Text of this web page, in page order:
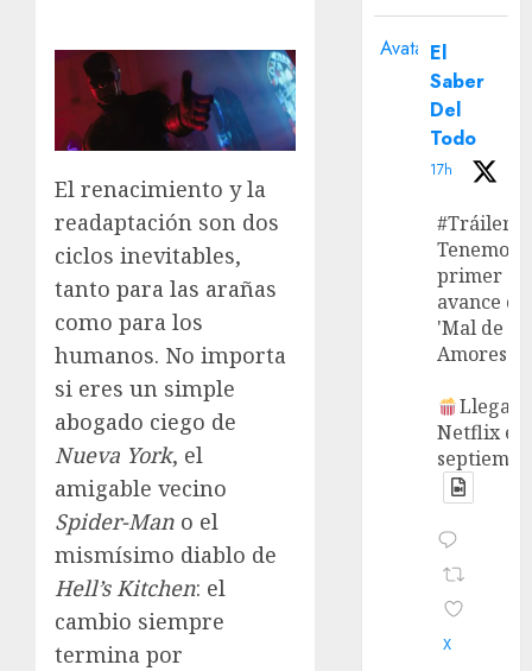
El renacimiento y la
readaptación son dos
ciclos inevitables,
tanto para las arañas
como para los
humanos. No importa
si eres un simple
abogado ciego de
Nueva York, el
amigable vecino
Spider-Man o el
mismísimo diablo de
Hell’s Kitchen: el
cambio siempre
termina por
Avatar El
Saber
Del
Todo
17h
#Tráiler
Tenemos
primer
avance de
'Mal de
Amores'.
Llega a
Netflix en
X